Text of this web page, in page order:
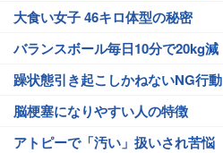
大食い女子 46キロ体型の秘密
バランスボール毎日10分で20kg減
躁状態引き起こしかねないNG行動
脳梗塞になりやすい人の特徴
アトピーで「汚い」扱いされ苦悩